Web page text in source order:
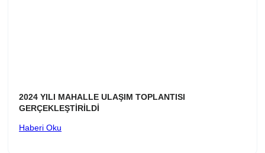
2024 YILI MAHALLE ULAŞIM TOPLANTISI
GERÇEKLEŞTİRİLDİ
Haberi Oku